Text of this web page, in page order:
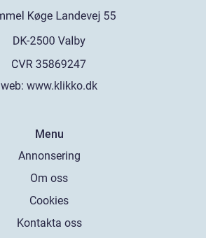
web: www.klikko.dk
Menu
Annonsering
Om oss
Cookies
Kontakta oss